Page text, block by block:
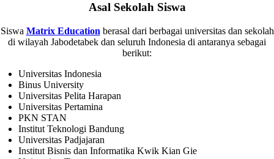
Asal Sekolah Siswa
Siswa Matrix Education berasal dari berbagai universitas dan sekolah
di wilayah Jabodetabek dan seluruh Indonesia di antaranya sebagai
berikut:
Universitas Indonesia
Binus University
Universitas Pelita Harapan
Universitas Pertamina
PKN STAN
Institut Teknologi Bandung
Universitas Padjajaran
Institut Bisnis dan Informatika Kwik Kian Gie